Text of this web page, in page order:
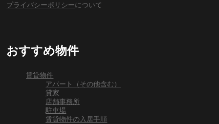
プライバシーポリシーについて
おすすめ物件
賃貸物件
アパート（その他含む）
貸家
店舗事務所
駐車場
賃貸物件の入居手順